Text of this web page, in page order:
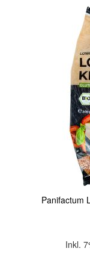
Panifactum
Inkl.